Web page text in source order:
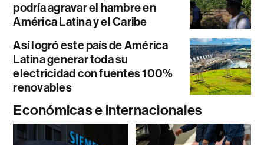
podría agravar el hambre en
América Latina y el Caribe
Así logró este país de América
Latina generar toda su
electricidad con fuentes 100%
renovables
Económicas e internacionales